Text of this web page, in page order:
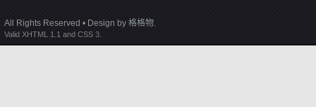
All Rights Reserved • Design by 格格物
Valid XHTML 1.1 and CSS 3.